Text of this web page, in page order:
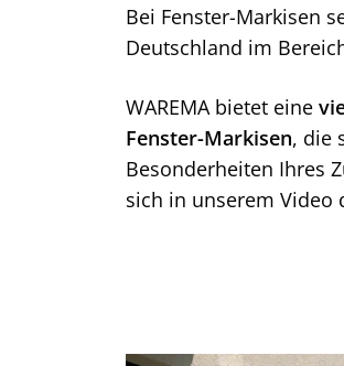
Bei Fenster-Markisen
Deutschland im
WAREMA bietet eine
Fenster-Markisen, die
Besonderheiten Ihres
sich in unserem Video